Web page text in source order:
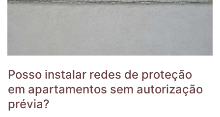
Posso instalar redes de proteção
em apartamentos sem autorização
prévia?